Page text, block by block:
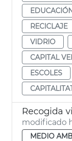
RECICLAJE
VIDRIO
CAPITAL
ESCOLES
Recogida
modificado
MEDIO